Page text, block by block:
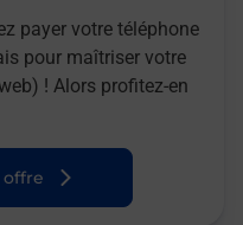
payer votre téléphone
pour maîtriser votre
! Alors profitez-en